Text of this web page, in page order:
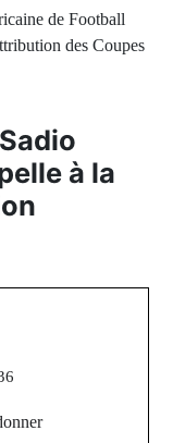
de Football
des Coupes
à la